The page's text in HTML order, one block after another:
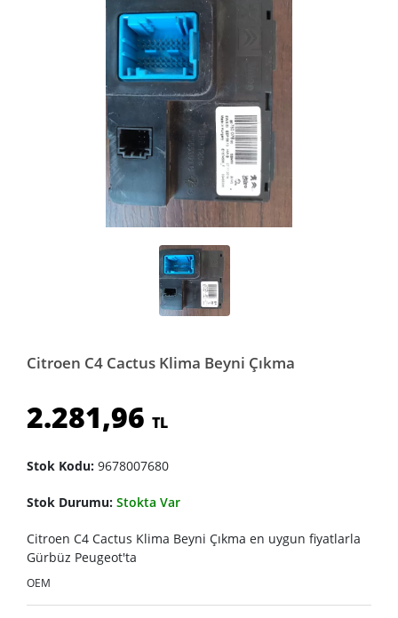
Citroen C4 Cactus Klima Beyni Çıkma
2.281,96 TL
Stok Kodu: 9678007680
Stok Durumu: Stokta Var
Citroen C4 Cactus Klima Beyni Çıkma en uygun fiyatlarla
Gürbüz Peugeot'ta
OEM